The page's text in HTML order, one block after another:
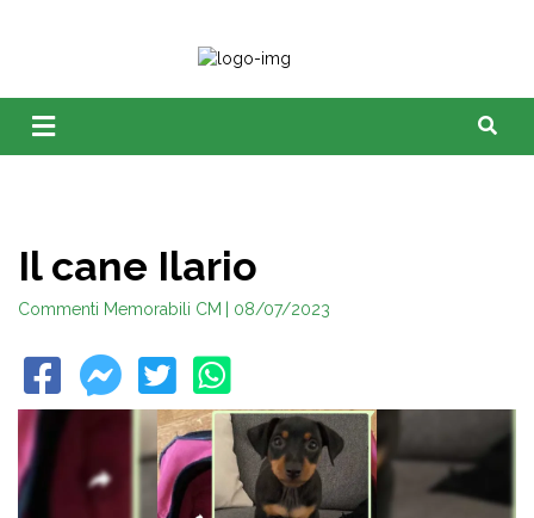
Il cane Ilario
Commenti Memorabili CM | 08/07/2023